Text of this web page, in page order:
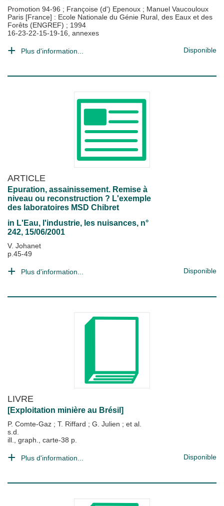
Promotion 94-96 ; Françoise (d') Epenoux ; Manuel Vaucouloux
Paris [France] : Ecole Nationale du Génie Rural, des Eaux et des
Forêts (ENGREF) ; 1994
16-23-22-15-19-16, annexes
Plus d'information... Disponible
ARTICLE
Epuration, assainissement. Remise à
niveau ou reconstruction ? L'exemple
des laboratoires MSD Chibret
in L'Eau, l'industrie, les nuisances, n°
242, 15/06/2001
V. Johanet
p.45-49
Plus d'information... Disponible
LIVRE
[Exploitation minière au Brésil]
P. Comte-Gaz ; T. Riffard ; G. Julien ; et al.
s.d.
ill., graph., carte-38 p.
Plus d'information... Disponible